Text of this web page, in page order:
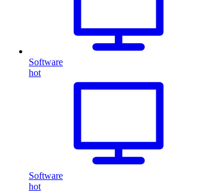
Software
hot
Software
hot